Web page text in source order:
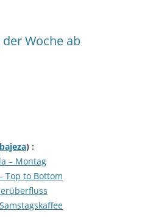
Woche ab
) :
– Montag
Top to Bottom